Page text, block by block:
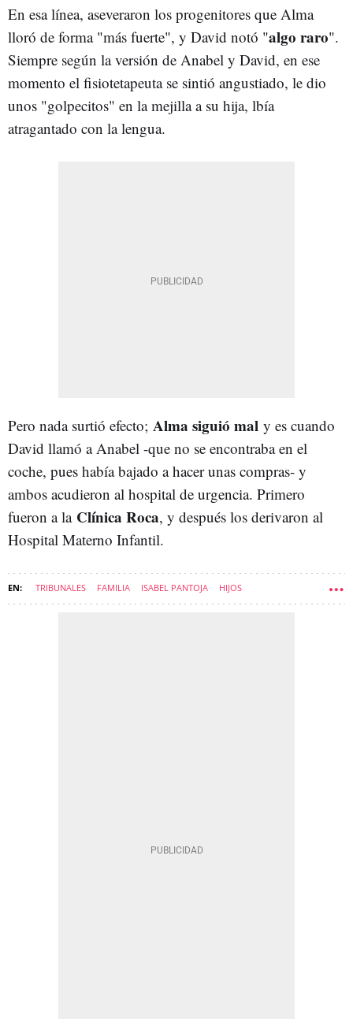
En esa línea, aseveraron los progenitores que Alma
lloró de forma "más fuerte", y David notó "algo raro".
Siempre según la versión de Anabel y David, en ese
momento el fisiotetapeuta se sintió angustiado, le dio
unos "golpecitos" en la mejilla a su hija, lbía
atragantado con la lengua.
Pero nada surtió efecto; Alma siguió mal y es cuando
David llamó a Anabel -que no se encontraba en el
coche, pues había bajado a hacer unas compras- y
ambos acudieron al hospital de urgencia. Primero
fueron a la Clínica Roca, y después los derivaron al
Hospital Materno Infantil.
TRIBUNALES FAMILIA ISABEL PANTOJA HIJOS